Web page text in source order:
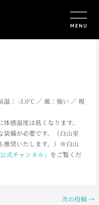
温： -3.0℃ ／ 風：強い ／ 視
感温度は低くなります。
装備が必要です。（白山室
推奨いたします。）※白山
式チャンネル」 をご覧くだ
次の投稿→